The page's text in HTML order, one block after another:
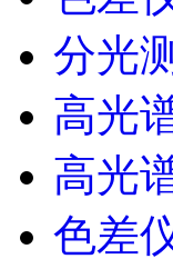
分光
高光
高光
色差